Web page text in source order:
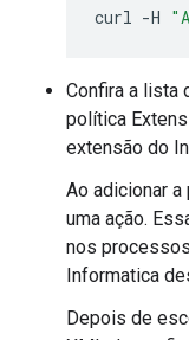
curl -H
Confira a lista
política
extensão do
Ao adicionar
uma ação.
nos
Informatica
Depois de